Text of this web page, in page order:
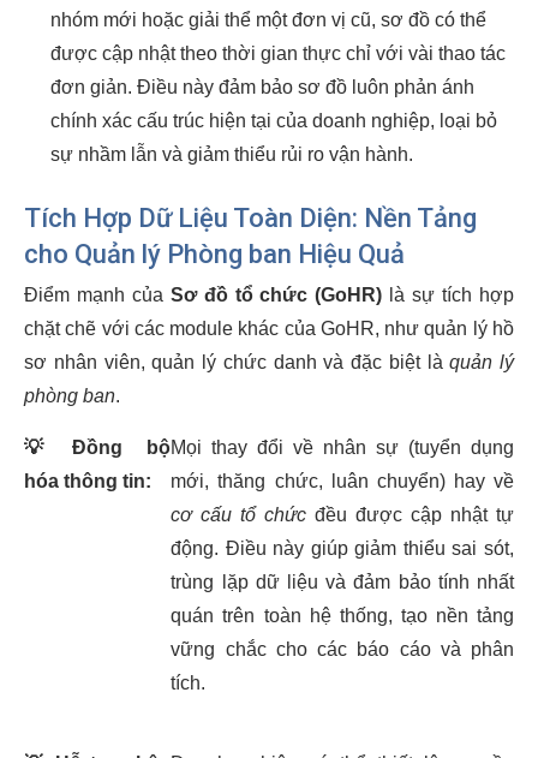
nhóm mới hoặc giải thể một đơn vị cũ, sơ đồ có thể
được cập nhật theo thời gian thực chỉ với vài thao tác
đơn giản. Điều này đảm bảo sơ đồ luôn phản ánh
chính xác cấu trúc hiện tại của doanh nghiệp, loại bỏ
sự nhầm lẫn và giảm thiểu rủi ro vận hành.
Tích Hợp Dữ Liệu Toàn Diện: Nền Tảng
cho Quản lý Phòng ban Hiệu Quả
Điểm mạnh của Sơ đồ tổ chức (GoHR) là sự tích hợp
chặt chẽ với các module khác của GoHR, như quản lý hồ
sơ nhân viên, quản lý chức danh và đặc biệt làquản lý
phòng ban.
💡
Đồng bộ
hóa thông tin:
Mọi thay đổi về nhân sự (tuyển dụng
mới, thăng chức, luân chuyển) hay về
cơ cấu tổ chức đều được cập nhật tự
động. Điều này giúp giảm thiểu sai sót,
trùng lặp dữ liệu và đảm bảo tính nhất
quán trên toàn hệ thống, tạo nền tảng
vững chắc cho các báo cáo và phân
tích.